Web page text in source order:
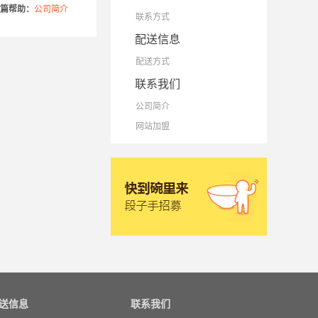
联系方式
配送信息
配送方式
联系我们
公司简介
网站加盟
帮助： 公司简介
信息 联系我们